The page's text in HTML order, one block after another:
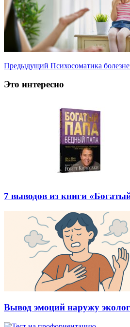
Предыдущий Психосоматика
Это интересно
7 выводов из книги
Вывод эмоций наружу